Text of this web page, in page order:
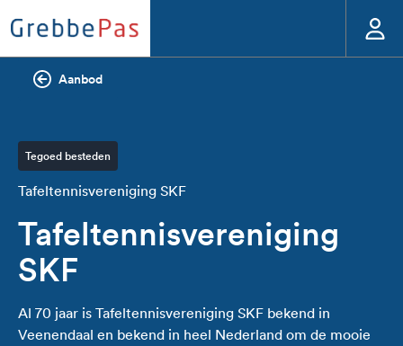
Aanbod
Tegoed besteden
Tafeltennisvereniging SKF
Tafeltennisvereniging
SKF
Al 70 jaar is Tafeltennisvereniging SKF bekend in
Veenendaal en bekend in heel Nederland om de mooie